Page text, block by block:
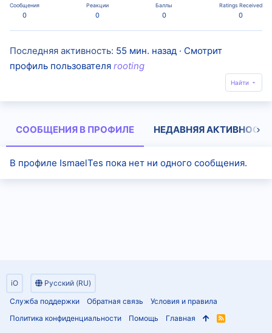
Сообщения
0
Реакции
0
Баллы
0
Ratings Received
0
Последняя активность 55 мин. назад · Смотрит
профиль пользователя rooting
Найти
СООБЩЕНИЯ В ПРОФИЛЕ НЕДАВНЯЯ АКТИВНОСТЬ
В профиле IsmaelTes пока нет ни одного сообщения.
iO
Русский (RU)
Служба поддержки
Обратная связь
Условия и правила
Политика конфиденциальности
Помощь Главная
R